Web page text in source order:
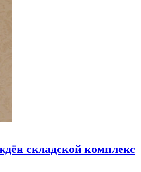
складской комплекс